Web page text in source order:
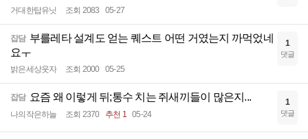
거대한탑유닛 조회 2083 05-27
잡담 부를레타 설계도 얻는 퀘스트 어떤 거였는지 까먹었네
요ㅜ
밝은세상웃자 조회 2000 05-25
1
댓글
잡담 요즘 왜 이렇게 뒤;통수 치는 쥐새끼들이 많은지...
나의작은하늘 조회 2370 추천 1 05-24
1
댓글